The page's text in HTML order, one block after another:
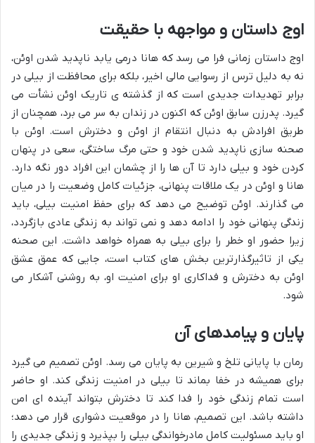
اوج داستان و مواجهه با حقیقت
اوج داستان زمانی فرا می رسد که هانا درمی یابد ناپدید شدن اوئن،
نه به دلیل ترس از رسوایی مالی اخیر، بلکه برای محافظت از بیلی در
برابر تهدیدات جدیدی است که از گذشته ی تاریک اوئن نشأت می
گیرد. پدرزن سابق اوئن که اکنون در زندان به سر می برد، همچنان از
طریق افرادش به دنبال انتقام از اوئن و دخترش است. اوئن با
صحنه سازی ناپدید شدن خود و حتی مرگ ساختگی، سعی در پنهان
کردن خود و بیلی دارد تا آن ها را از چشمان این افراد دور نگه دارد.
هانا و اوئن در یک ملاقات پنهانی، جزئیات کامل وضعیت را در میان
می گذارند. اوئن توضیح می دهد که برای حفظ امنیت بیلی، باید
زندگی پنهانی خود را ادامه دهد و نمی تواند به زندگی عادی بازگردد،
زیرا حضور او خطر را برای بیلی به همراه خواهد داشت. این صحنه
یکی از تاثیرگذارترین بخش های کتاب است، جایی که عمق عشق
اوئن به دخترش و فداکاری او برای امنیت او، به روشنی آشکار می
شود.
پایان و پیامدهای آن
رمان با پایانی تلخ و شیرین به پایان می رسد. اوئن تصمیم می گیرد
برای همیشه در خفا بماند تا بیلی در امنیت زندگی کند. او حاضر
است تمام زندگی خود را فدا کند تا دخترش بتواند آینده ای امن
داشته باشد. این تصمیم، هانا را در موقعیت دشواری قرار می دهد؛
او باید مسئولیت کامل مادرخواندگی بیلی را بپذیرد و زندگی جدیدی را